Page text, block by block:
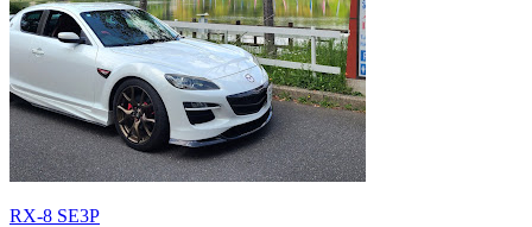
RX-8 SE3P